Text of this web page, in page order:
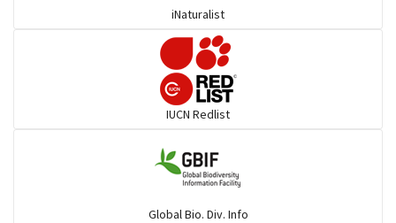
iNaturalist
IUCN Redlist
Global Bio. Div. Info